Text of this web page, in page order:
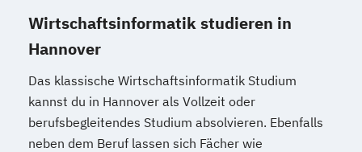
Wirtschaftsinformatik studieren in
Hannover
Das klassische Wirtschaftsinformatik Studium
kannst du in Hannover als Vollzeit oder
berufsbegleitendes Studium absolvieren. Ebenfalls
neben dem Beruf lassen sich Fächer wie